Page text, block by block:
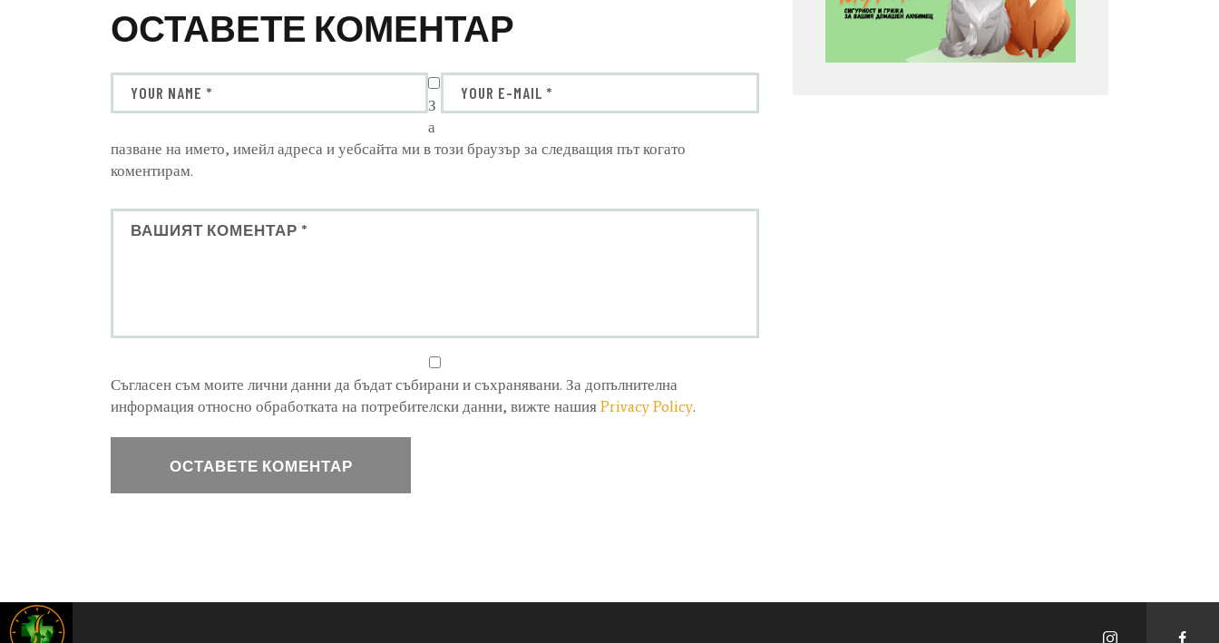
ОСТАВЕТЕ КОМЕНТАР
З
а
пазване на името, имейл адреса и уебсайта ми в този браузър за следващия път когато
коментирам.
Съгласен съм моите лични данни да бъдат събирани и съхранявани. За допълнителна
информация относно обработката на потребителски данни, вижте нашия Privacy Policy.